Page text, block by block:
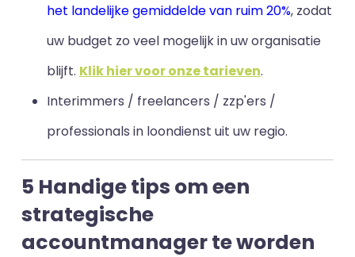
het landelijke gemiddelde van ruim 20%, zodat
uw budget zo veel mogelijk in uw organisatie
blijft. Klik hier voor onze tarieven.
Interimmers / freelancers / zzp'ers /
professionals in loondienst uit uw regio.
5 Handige tips om een
strategische
accountmanager te worden